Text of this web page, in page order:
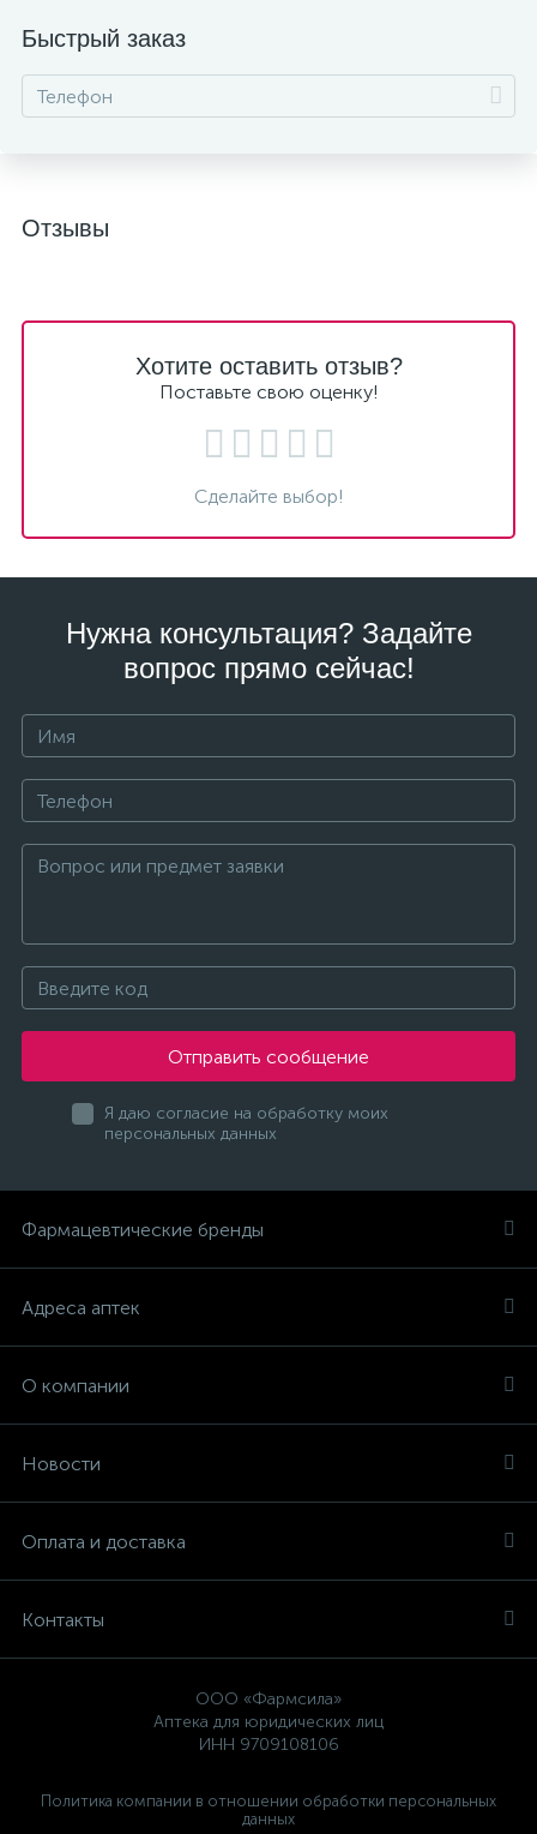
Быстрый заказ
Отзывы
Хотите оставить отзыв?
Поставьте свою оценку!
Сделайте выбор!
Нужна консультация? Задайте
вопрос прямо сейчас!
Отправить сообщение
Я даю согласие на обработку моих
персональных данных
Фармацевтические бренды
Адреса аптек
О компании
Новости
Оплата и доставка
Контакты
ООО «Фармсила»
Аптека для юридических лиц
ИНН 9709108106
Политика компании в отношении обработки персональных
данных